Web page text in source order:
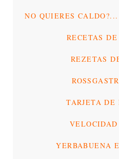
NO QUIERES
RECETAS
REZETAS
TARJETA DE
YERBABUENA